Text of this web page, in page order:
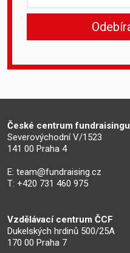
České centrum fundraisingu
Severovýchodní V/1523
141 00 Praha 4
E: team@fundraising.cz
T: +420 731 460 975
Vzdělávací centrum ČCF
Dukelských hrdinů 500/25A
170 00 Praha 7